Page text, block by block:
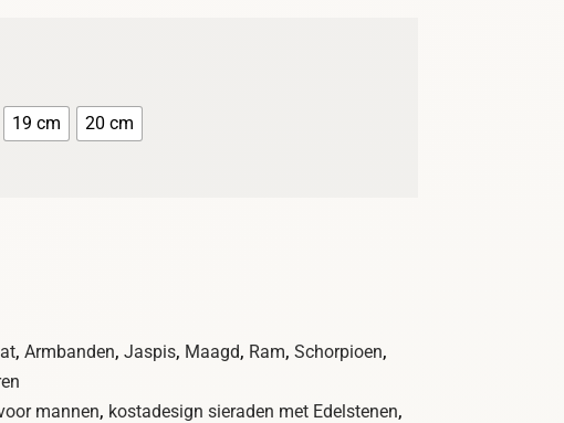
19 cm 20 cm
, Armbanden, Jaspis, Maagd, Ram, Schorpioen,
mannen, kostadesign sieraden met Edelstenen,